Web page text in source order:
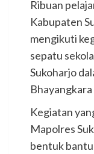
Ribuan
Kabupaten
mengikuti
sepatu
Sukoharjo
Kegiatan
Mapolres
bentuk